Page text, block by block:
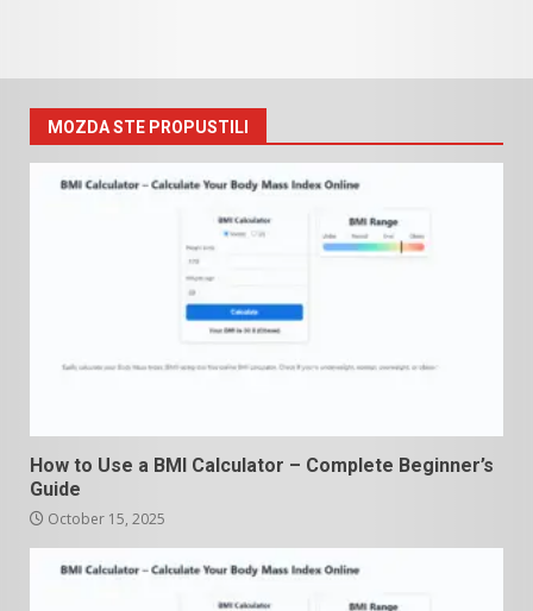
MOZDA STE PROPUSTILI
How to Use a BMI Calculator – Complete Beginner’s
Guide
October 15, 2025